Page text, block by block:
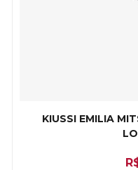
KIUSSI EMILIA